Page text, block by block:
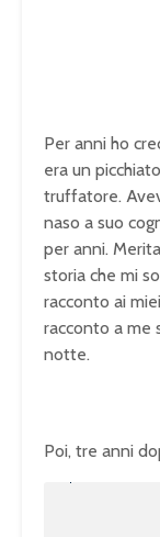
Per anni ho
era un
truffatore.
naso a suo
per anni.
storia che mi
racconto ai
racconto a me
notte.
Poi, tre anni